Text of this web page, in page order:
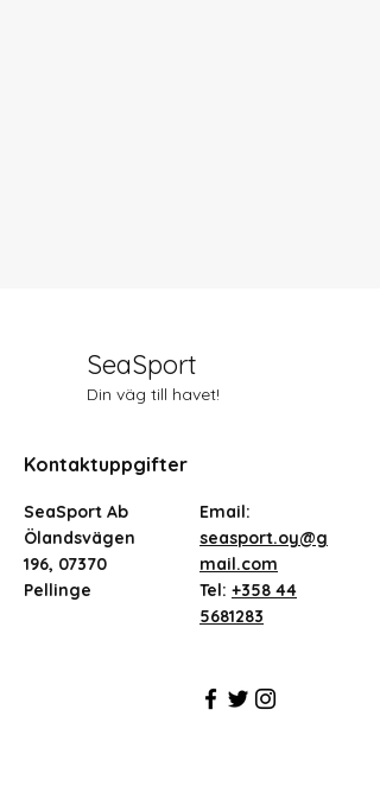
SeaSport
Din väg till havet!
Kontaktuppgifter
SeaSport Ab
Ölandsvägen
196, 07370
Pellinge
Email:
seasport.oy@g
mail.com
Tel: +358 44
5681283